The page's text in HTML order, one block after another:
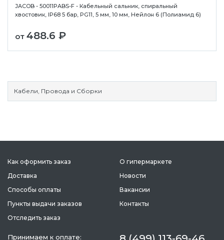
JACOB - 50011PABS-F - Кабельный сальник, спиральный
хвостовик, IP68 5 бар, PG11, 5 мм, 10 мм, Нейлон 6 (Полиамид 6)
от 488.6 ₽
Кабели, Провода и Сборки
Как оформить заказ
Доставка
Способы оплаты
Пункты выдачи заказов
Отследить заказ
О гипермаркете
Новости
Вакансии
Контакты
Принимаем к оплате: